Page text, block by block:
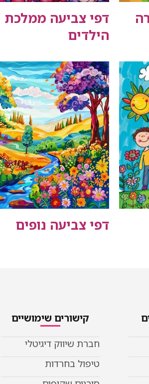
דפי צביעה ממלכת
הילדים
דפי צביעה נופים
קישורים שימושיים
חברת שיווק דיגיטלי
טיפול בחרדות